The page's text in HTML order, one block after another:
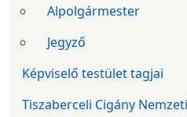
Alpolgármester
Jegyző
Képviselő testület tagjai
Tiszaberceli Cigány